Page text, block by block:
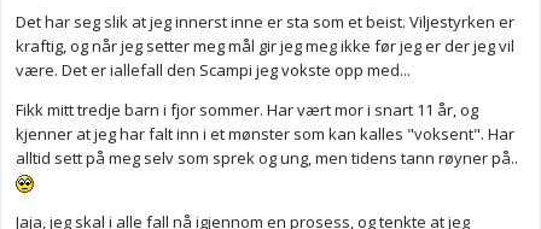
Det har seg slik at jeg innerst inne er sta som et beist. Viljestyrken er
kraftig, og når jeg setter meg mål gir jeg meg ikke før jeg er der jeg vil
være. Det er iallefall den Scampi jeg vokste opp med...
Fikk mitt tredje barn i fjor sommer. Har vært mor i snart 11 år, og
kjenner at jeg har falt inn i et mønster som kan kalles "voksent". Har
alltid sett på meg selv som sprek og ung, men tidens tann røyner på..
Jaja, jeg skal i alle fall nå igjennom en prosess, og tenkte at jeg